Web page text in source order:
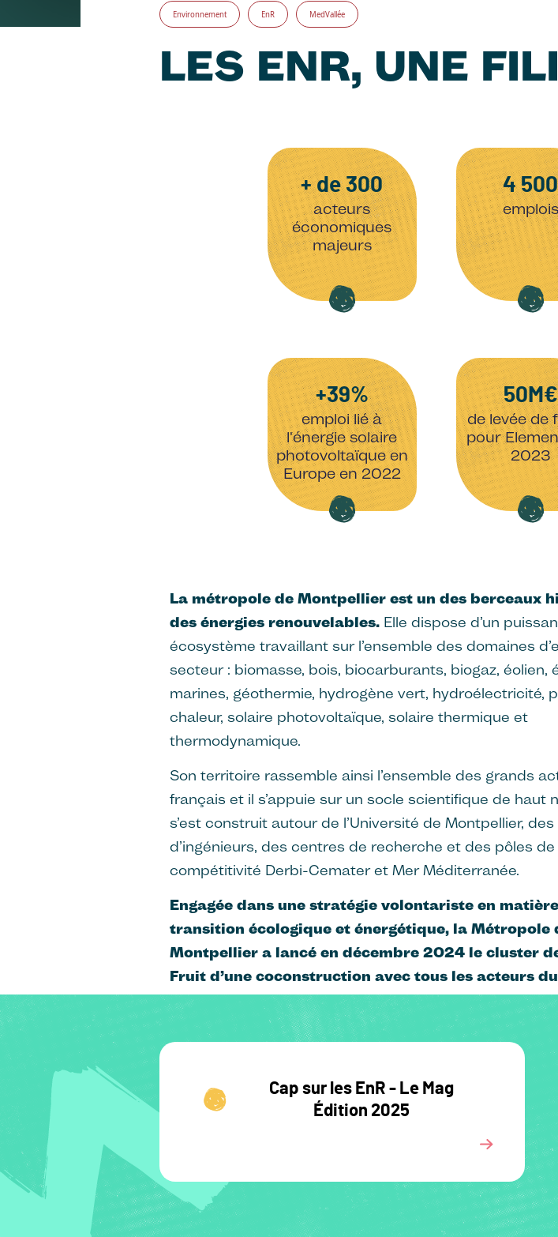
Environnement EnR MedVallée
LES ENR, UNE
+ de 300
acteurs
économiques
majeurs
4 500
emplois
+39%
emploi lié à
l'énergie solaire
photovoltaïque en
Europe en 2022
50M€
de levée de
pour
2023
La métropole de Montpellier est un des berceaux
des énergies renouvelables. Elle dispose d’un
écosystème travaillant sur l’ensemble des domaines
secteur : biomasse, bois, biocarburants, biogaz, éolien,
marines, géothermie, hydrogène vert, hydroélectricité,
chaleur, solaire photovoltaïque, solaire thermique et
thermodynamique.
Son territoire rassemble ainsi l’ensemble des grands
français et il s’appuie sur un socle scientifique de haut
s’est construit autour de l’Université de Montpellier,
d’ingénieurs, des centres de recherche et des pôles de
compétitivité Derbi-Cemater et Mer Méditerranée.
Engagée dans une stratégie volontariste en
transition écologique et énergétique, la Métropole
Montpellier a lancé en décembre 2024 le cluster
Fruit d’une coconstruction avec tous les acteurs
Cap sur les EnR - Le Mag
Édition 2025